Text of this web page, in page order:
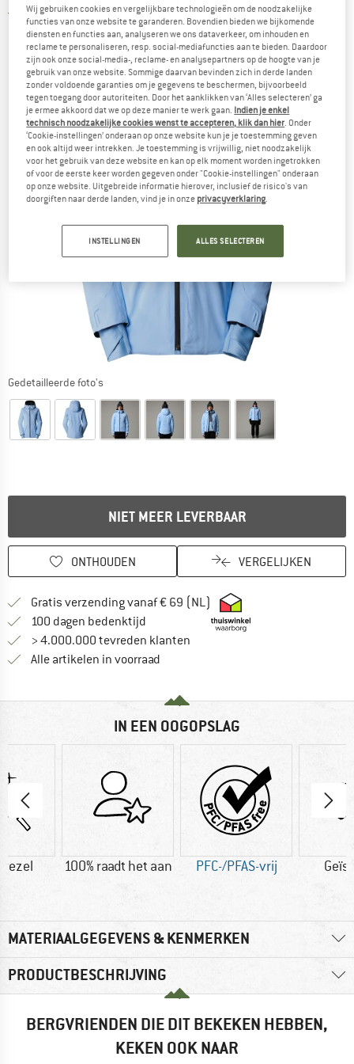
5,0(2)
Gedetailleerde foto's
NIET MEER LEVERBAAR
ONTHOUDEN VERGELIJKEN
Gratis verzending vanaf € 69 (NL) Vind hier de
100 dagen bedenktijd Vind de betalingsinformatie hier!
> 4.000.000 tevreden klanten
Alle artikelen in voorraad
IN EEN OOGOPSLAG
100% raadt het aan PFC-/PFAS-vrij
MATERIAALGEGEVENS & KENMERKEN
PRODUCTBESCHRIJVING
BERGVRIENDEN DIE DIT BEKEKEN HEBBEN,
KEKEN OOK NAAR
Wij gebruiken cookies en vergelijkbare technologieën om de noodzakelijke
functies van onze website te garanderen. Bovendien bieden we bijkomende
diensten en functies aan, analyseren we ons dataverkeer, om inhouden en
reclame te personaliseren, resp. social-mediafuncties aan te bieden. Daardoor
zijn ook onze social-media-, reclame- en analysepartners op de hoogte van je
gebruik van onze website. Sommige daarvan bevinden zich in derde landen
zonder voldoende garanties om je gegevens te beschermen, bijvoorbeeld
tegen toegang door autoriteiten. Door het aanklikken van ‘Alles selecteren’ ga
je ermee akkoord dat we op deze manier te werk gaan. Indien je enkel
technisch noodzakelijke cookies wenst te accepteren, klik dan hier. Onder
‘Cookie-instellingen’ onderaan op onze website kun je je toestemming geven
en ook altijd weer intrekken. Je toestemming is vrijwillig, niet noodzakelijk
voor het gebruik van deze website en kan op elk moment worden ingetrokken
of voor de eerste keer worden gegeven onder "Cookie-instellingen" onderaan
op onze website. Uitgebreide informatie hierover, inclusief de risico's van
doorgiften naar derde landen, vind je in onze privacyverklaring.
INSTELLINGEN ALLES SELECTEREN